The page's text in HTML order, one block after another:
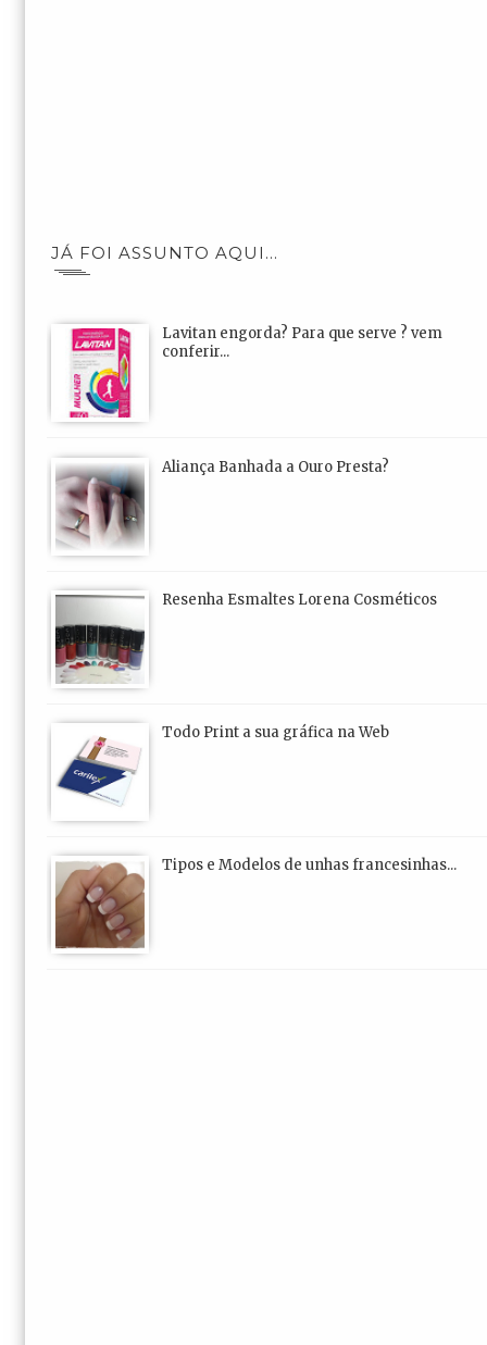
JÁ FOI ASSUNTO AQUI...
Lavitan engorda? Para que serve ? vem
conferir...
Aliança Banhada a Ouro Presta?
Resenha Esmaltes Lorena Cosméticos
Todo Print a sua gráfica na Web
Tipos e Modelos de unhas francesinhas...